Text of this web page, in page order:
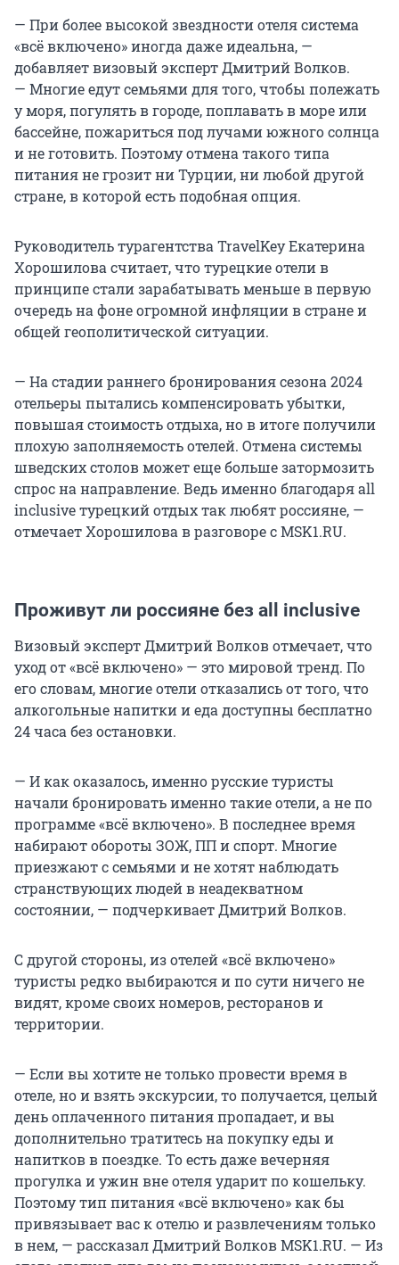
— При более высокой звездности отеля система
«всё включено» иногда даже идеальна, —
добавляет визовый эксперт Дмитрий Волков.
— Многие едут семьями для того, чтобы полежать
у моря, погулять в городе, поплавать в море или
бассейне, пожариться под лучами южного солнца
и не готовить. Поэтому отмена такого типа
питания не грозит ни Турции, ни любой другой
стране, в которой есть подобная опция.
Руководитель турагентства TravelKey Екатерина
Хорошилова считает, что турецкие отели в
принципе стали зарабатывать меньше в первую
очередь на фоне огромной инфляции в стране и
общей геополитической ситуации.
— На стадии раннего бронирования сезона 2024
отельеры пытались компенсировать убытки,
повышая стоимость отдыха, но в итоге получили
плохую заполняемость отелей. Отмена системы
шведских столов может еще больше затормозить
спрос на направление. Ведь именно благодаря all
inclusive турецкий отдых так любят россияне, —
отмечает Хорошилова в разговоре с MSK1.RU.
Проживут ли россияне без all inclusive
Визовый эксперт Дмитрий Волков отмечает, что
уход от «всё включено» — это мировой тренд. По
его словам, многие отели отказались от того, что
алкогольные напитки и еда доступны бесплатно
24 часа без остановки.
— И как оказалось, именно русские туристы
начали бронировать именно такие отели, а не по
программе «всё включено». В последнее время
набирают обороты ЗОЖ, ПП и спорт. Многие
приезжают с семьями и не хотят наблюдать
странствующих людей в неадекватном
состоянии, — подчеркивает Дмитрий Волков.
С другой стороны, из отелей «всё включено»
туристы редко выбираются и по сути ничего не
видят, кроме своих номеров, ресторанов и
территории.
— Если вы хотите не только провести время в
отеле, но и взять экскурсии, то получается, целый
день оплаченного питания пропадает, и вы
дополнительно тратитесь на покупку еды и
напитков в поездке. То есть даже вечерняя
прогулка и ужин вне отеля ударит по кошельку.
Поэтому тип питания «всё включено» как бы
привязывает вас к отелю и развлечениям только
в нем, — рассказал Дмитрий Волков MSK1.RU. — Из